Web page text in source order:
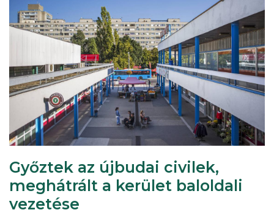
Győztek az újbudai civilek,
meghátrált a kerület baloldali
vezetése